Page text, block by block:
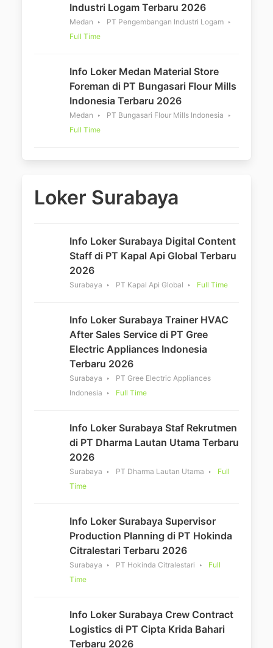
Industri Logam Terbaru 2026
Medan
PT Pengembangan Industri Logam
Full Time
Info Loker Medan Material Store
Foreman di PT Bungasari Flour Mills
Indonesia Terbaru 2026
Medan
PT Bungasari Flour Mills Indonesia
Full Time
Loker Surabaya
Info Loker Surabaya Digital Content
Staff di PT Kapal Api Global Terbaru
2026
Surabaya PT Kapal Api Global Full Time
Info Loker Surabaya Trainer HVAC
After Sales Service di PT Gree
Electric Appliances Indonesia
Terbaru 2026
Surabaya
PT Gree Electric Appliances
Indonesia
Full Time
Info Loker Surabaya Staf Rekrutmen
di PT Dharma Lautan Utama Terbaru
2026
Surabaya PT Dharma Lautan Utama
Full
Time
Info Loker Surabaya Supervisor
Production Planning di PT Hokinda
Citralestari Terbaru 2026
Surabaya PT Hokinda Citralestari
Full
Time
Info Loker Surabaya Crew Contract
Logistics di PT Cipta Krida Bahari
Terbaru 2026